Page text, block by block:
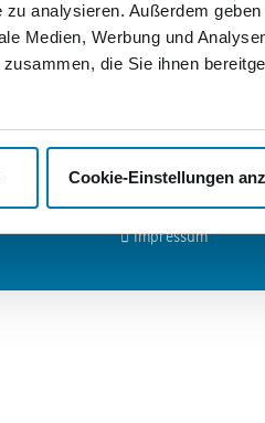
analysieren. Außerdem
Medien, Werbung und
die Sie ihnen
Cookie-Einstellungen
Passgenaue
Persönlicher
Ihr Widerrufsrecht
Impressum